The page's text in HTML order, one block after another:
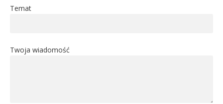
Temat
Twoja wiadomość